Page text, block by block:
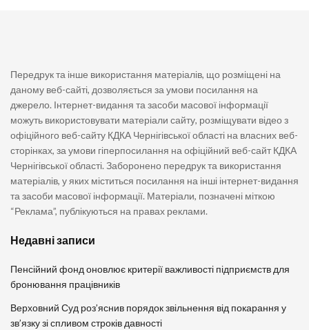
Передрук та інше використання матеріалів, що розміщені на
даному веб-сайті, дозволяється за умови посилання на
джерело. Інтернет-видання та засоби масової інформації
можуть використовувати матеріали сайту, розміщувати відео з
офіційного веб-сайту КДКА Чернігівської області на власних веб-
сторінках, за умови гіперпосилання на офіційний веб-сайт КДКА
Чернігівської області. Заборонено передрук та використання
матеріалів, у яких міститься посилання на інші інтернет-видання
та засоби масової інформації. Матеріали, позначені міткою
“Реклама”, публікуються на правах реклами.
Недавні записи
Пенсійний фонд оновлює критерії важливості підприємств для
бронювання працівників
Верховний Суд роз’яснив порядок звільнення від покарання у
зв’язку зі спливом строків давності